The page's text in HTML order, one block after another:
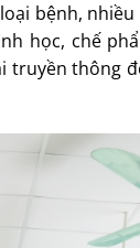
bệnh,
học, chế
thông